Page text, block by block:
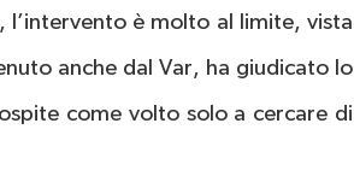
l’intervento è molto al limite, vista
anche dal Var, ha giudicato lo
come volto solo a cercare di